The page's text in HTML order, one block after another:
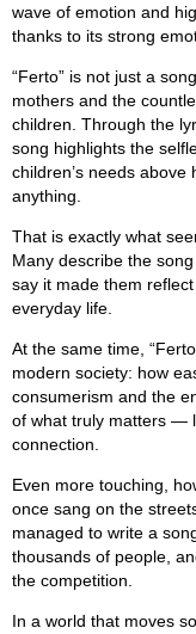
wave of emotion and
thanks to its strong
“Ferto” is not just a
mothers and the
children. Through the
song highlights the
children’s needs
anything.
That is exactly what
Many describe the
say it made them
everyday life.
At the same time,
modern society: how
consumerism and the
of what truly matters —
connection.
Even more touching,
once sang on the
managed to write a
thousands of people,
the competition.
In a world that moves